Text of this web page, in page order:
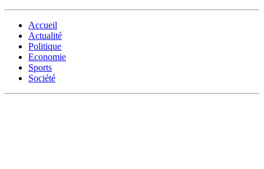
Accueil
Actualité
Politique
Economie
Sports
Société